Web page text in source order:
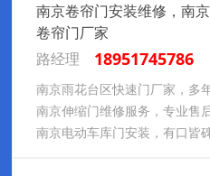
南京卷帘门安装维修，南
卷帘门厂家
路经理
18951745786
南京雨花台区快速门厂家，多
南京伸缩门维修服务，专业售
南京电动车库门安装，有口皆